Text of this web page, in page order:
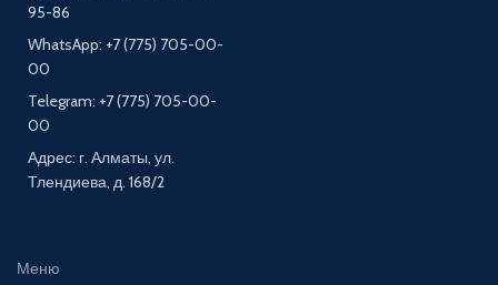
95-86
WhatsApp: +7 (775) 705-00-
00
Telegram: +7 (775) 705-00-
00
Адрес: г. Алматы, ул.
Тлендиева, д. 168/2
Меню